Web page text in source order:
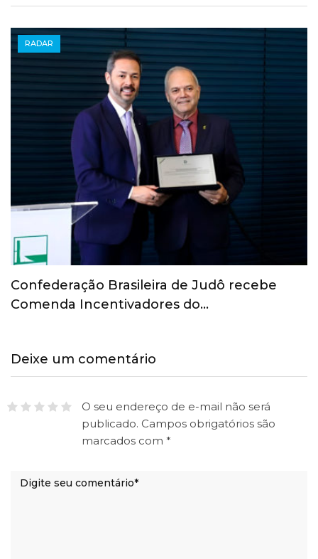
RADAR
Confederação Brasileira de Judô recebe
Comenda Incentivadores do…
Deixe um comentário
O seu endereço de e-mail não será
publicado. Campos obrigatórios são
marcados com *